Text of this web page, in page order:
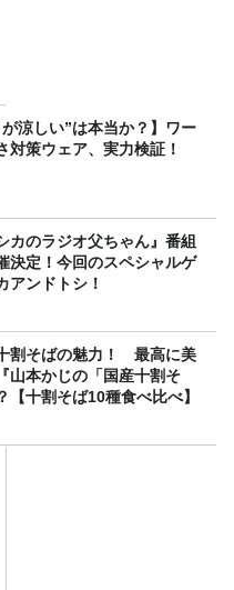
が涼しい”は本当か？】ワー
対策ウェア、実力検証！
カのラジオ父ちゃん』番組
決定！今回のスペシャルゲ
アンドトシ！
割そばの魅力！ 最高に美
山本かじの「国産十割そ
【十割そば10種食べ比べ】